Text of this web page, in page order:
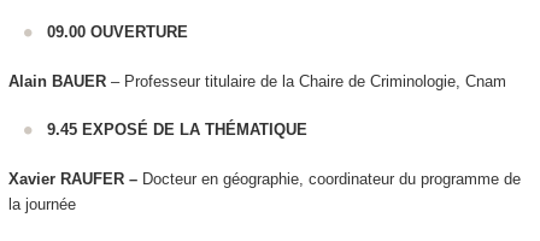
09.00 OUVERTURE
Alain BAUER– Professeur titulaire de la Chaire de Criminologie, Cnam
9.45 EXPOSÉ DE LA THÉMATIQUE
Xavier RAUFER – Docteur en géographie, coordinateur du programme de
la journée